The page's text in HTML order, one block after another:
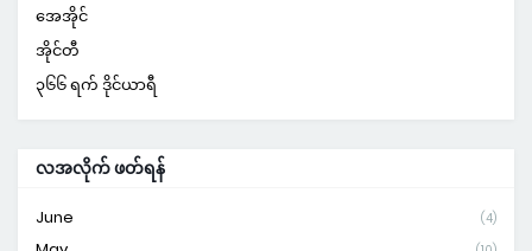
အေအိုင်
အိုင်တီ
၃၆၆ ရက် ဒိုင်ယာရီ
လအလိုက် ဖတ်ရန်
June (4)